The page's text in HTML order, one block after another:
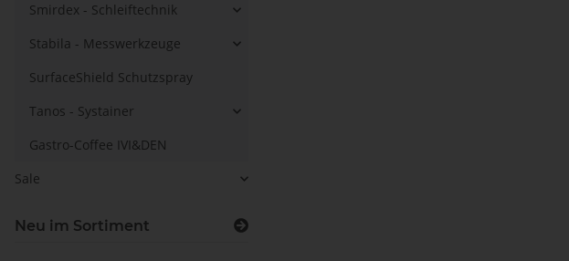
Smirdex - Schleiftechnik
Stabila - Messwerkzeuge
SurfaceShield Schutzspray
Tanos - Systainer
Gastro-Coffee IVI&DEN
Sale
Neu im Sortiment